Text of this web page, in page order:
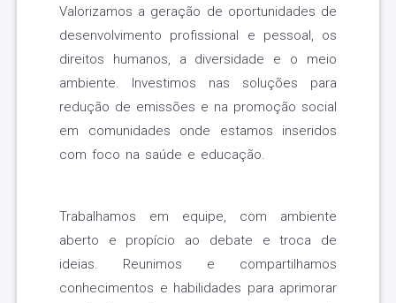
Valorizamos a geração de oportunidades de
desenvolvimento profissional e pessoal, os
direitos humanos, a diversidade e o meio
ambiente. Investimos nas soluções para
redução de emissões e na promoção social
em comunidades onde estamos inseridos
com foco na saúde e educação.
Trabalhamos em equipe, com ambiente
aberto e propício ao debate e troca de
ideias. Reunimos e compartilhamos
conhecimentos e habilidades para aprimorar